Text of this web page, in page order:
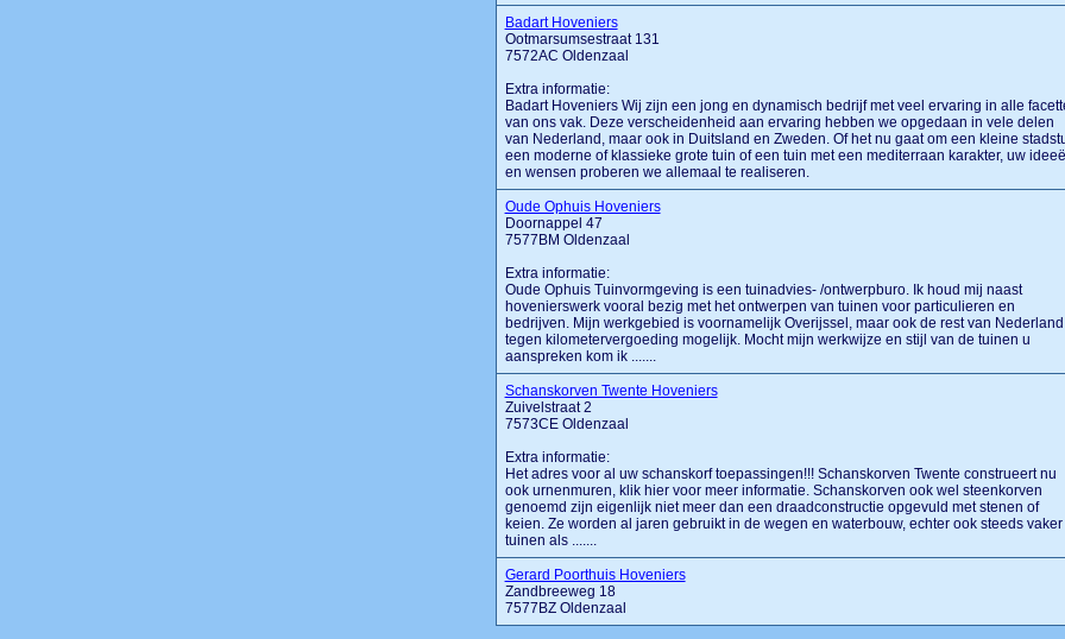
Badart Hoveniers
Ootmarsumsestraat 131
7572AC Oldenzaal
Extra informatie:
Badart Hoveniers Wij zijn een jong en dynamisch bedrijf met veel ervaring in alle
van ons vak. Deze verscheidenheid aan ervaring hebben we opgedaan in vele delen
van Nederland, maar ook in Duitsland en Zweden. Of het nu gaat om een kleine
een moderne of klassieke grote tuin of een tuin met een mediterraan karakter, uw
en wensen proberen we allemaal te realiseren.
Oude Ophuis Hoveniers
Doornappel 47
7577BM Oldenzaal
Extra informatie:
Oude Ophuis Tuinvormgeving is een tuinadvies- /ontwerpburo. Ik houd mij naast
hovenierswerk vooral bezig met het ontwerpen van tuinen voor particulieren en
bedrijven. Mijn werkgebied is voornamelijk Overijssel, maar ook de rest van
tegen kilometervergoeding mogelijk. Mocht mijn werkwijze en stijl van de tuinen u
aanspreken kom ik .......
Schanskorven Twente Hoveniers
Zuivelstraat 2
7573CE Oldenzaal
Extra informatie:
Het adres voor al uw schanskorf toepassingen!!! Schanskorven Twente construeert nu
ook urnenmuren, klik hier voor meer informatie. Schanskorven ook wel steenkorven
genoemd zijn eigenlijk niet meer dan een draadconstructie opgevuld met stenen of
keien. Ze worden al jaren gebruikt in de wegen en waterbouw, echter ook steeds vaker
tuinen als .......
Gerard Poorthuis Hoveniers
Zandbreeweg 18
7577BZ Oldenzaal